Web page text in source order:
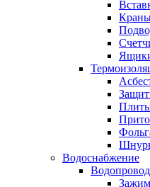
Водоснабжение
Водопровод